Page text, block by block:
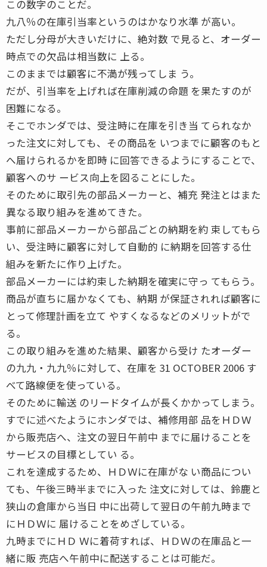
この数字のことだ。
九八％の在庫引当率というのはかなり水準 が高い。
ただし分母が大きいだけに、絶対数 で見ると、オーダー
時点での欠品は相当数に 上る。
このままでは顧客に不満が残ってしま う。
だが、引当率を上げれば在庫削減の命題 を果たすのが
困難になる。
そこでホンダでは、受注時に在庫を引き当 てられなか
った注文に対しても、その商品を いつまでに顧客のもと
へ届けられるかを即時 に回答できるようにすることで、
顧客へのサ ービス向上を図ることにした。
そのために取引先の部品メーカーと、補充 発注とはまた
異なる取り組みを進めてきた。
事前に部品メーカーから部品ごとの納期を約 束してもら
い、受注時に顧客に対して自動的 に納期を回答する仕
組みを新たに作り上げた。
部品メーカーには約束した納期を確実に守っ てもらう。
商品が直ちに届かなくても、納期 が保証されれば顧客に
とって修理計画を立て やすくなるなどのメリットがで
る。
この取り組みを進めた結果、顧客から受け たオーダー
の九九・九九％に対して、在庫を 31 OCTOBER 2006 す
べて路線便を使っている。
そのために輸送 のリードタイムが長くかかってしまう。
すでに述べたようにホンダでは、補修用部 品をＨＤＷ
から販売店へ、注文の翌日午前中 までに届けることを
サービスの目標としてい る。
これを達成するため、ＨＤＷに在庫がな い商品につい
ても、午後三時半までに入った 注文に対しては、鈴鹿と
狭山の倉庫から当日 中に出荷して翌日の午前九時まで
にＨＤＷに 届けることをめざしている。
九時までにＨＤ Ｗに着荷すれば、ＨＤＷの在庫品と一
緒に販 売店へ午前中に配送することは可能だ。